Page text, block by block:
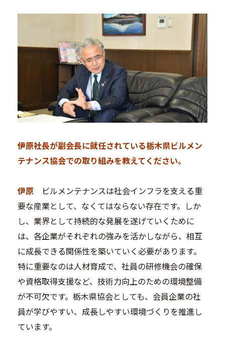
―――伊原社長が副会長に就任されている栃木県ビルメン
テナンス協会での取り組みを教えてください。
伊原 ビルメンテナンスは社会インフラを支える重
要な産業として、なくてはならない存在です。しか
し、業界として持続的な発展を遂げていくために
は、各企業がそれぞれの強みを活かしながら、相互
に成長できる関係性を築いていく必要があります。
特に重要なのは人材育成で、社員の研修機会の確保
や資格取得支援など、技術力向上のための環境整備
が不可欠です。栃木県協会としても、会員企業の社
員が学びやすい、成長しやすい環境づくりを推進し
ています。